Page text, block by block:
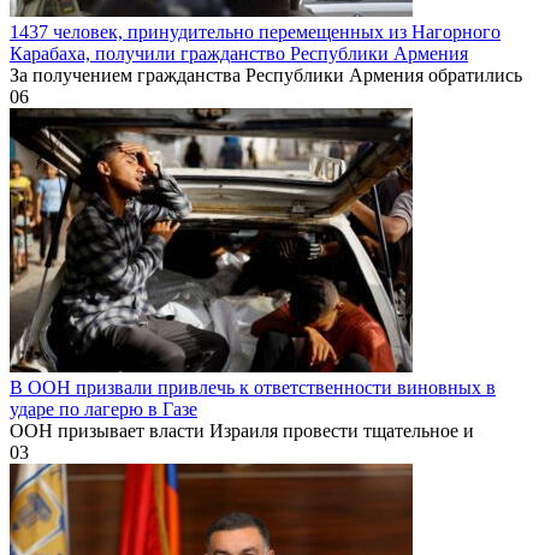
1437 человек, принудительно перемещенных из Нагорного
Карабаха, получили гражданство Республики Армения
За получением гражданства Республики Армения обратились
06
В ООН призвали привлечь к ответственности виновных в
ударе по лагерю в Газе
ООН призывает власти Израиля провести тщательное и
03